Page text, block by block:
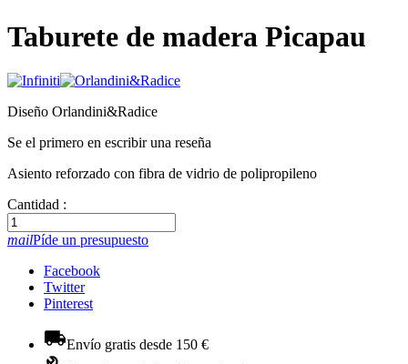
Taburete de madera Picapau
Diseño Orlandini&Radice
Se el primero en escribir una reseña
Asiento reforzado con fibra de vidrio de polipropileno
Cantidad :
mailPíde un presupuesto
Facebook
Twitter
Pinterest
Envío gratis desde 150 €